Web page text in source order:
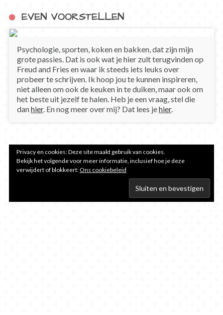
EVEN VOORSTELLEN
Psychologie, sporten, koken en bakken, dat zijn mijn
grote passies. Dat is ook wat je hier zult terugvinden op
Freud and Fries en waar ik steeds iets leuks over
probeer te schrijven. Ik hoop jou te kunnen inspireren,
niet alleen om ook de keuken in te duiken, maar ook om
het beste uit jezelf te halen. Heb je een vraag, stel die
danhier. En nog meer over mij? Dat lees jehier.
Privacy en cookies: Deze site maakt gebruik van cookies.
Bekijk het volgende voor meer informatie, inclusief hoe je deze
verwijdert of blokkeert:Ons cookiebeleid